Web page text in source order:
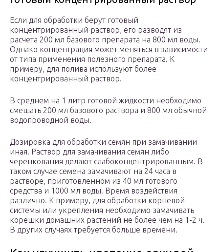
Если для обработки берут готовый
концентрированный раствор, его разводят из
расчета 200 мл базового препарата на 800 мл воды.
Однако концентрация может меняться в зависимости
от типа применения полезного препарата. К
примеру, для полива используют более
концентрированный раствор.
В среднем на 1 литр готовой жидкости необходимо
смешать 200 мл базового раствора и 800 мл обычной
водопроводной воды.
Дозировка для обработки семян при замачивании
иная. Раствор для замачивания семян либо
черенкования делают слабоконцентрированным. В
таком случае семена замачивают на 24 часа в
растворе, приготовленном из 40 мл готового
средства и 1000 мл воды. Время воздействия
различно. К примеру, для обработки корневой
системы или укрепления необходимо замачивать
корешки домашних растений не более чем на 1-2 ч.
В других случаях требуется больше времени.